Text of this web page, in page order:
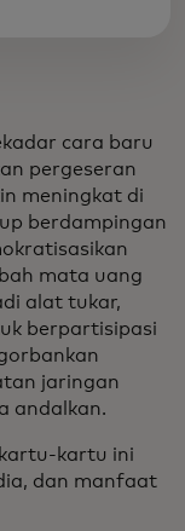
cara baru
pergeseran
meningkat di
berdampingan
mata uang
alat tukar,
berpartisipasi
jaringan
andalkan.
kartu ini
dan manfaat